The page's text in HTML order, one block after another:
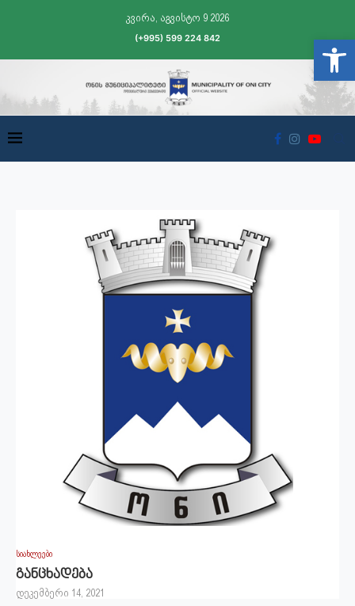
კვირა, აგვისტო 9 2026
(+995) 599 224 842
სიახლეები
განცხადება
დეკემბერი 14, 2021